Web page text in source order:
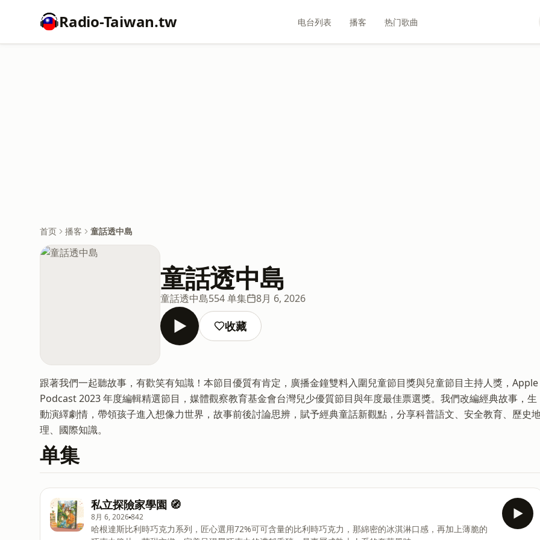
Radio-Taiwan.tw 电台列表 播客 热门歌曲
首页 播客 童話透中島
童話透中島
童話透中島554 单集 8月 6, 2026
收藏
跟著我們一起聽故事，有歡笑有知識！本節目優質有肯定，廣播金鐘雙料入圍兒童節目獎與兒童節目主持人獎，Apple
Podcast 2023 年度編輯精選節目，媒體觀察教育基金會台灣兒少優質節目與年度最佳票選獎。我們改編經典故事，生
動演繹劇情，帶領孩子進入想像力世界，故事前後討論思辨，賦予經典童話新觀點，分享科普語文、安全教育、歷史
理、國際知識。
单集
私立探險家學園 🧭
8月 6, 2026842
哈根達斯比利時巧克力系列，匠心選用72%可可含量的比利時巧克力，那綿密的冰淇淋口感，再加上薄脆的